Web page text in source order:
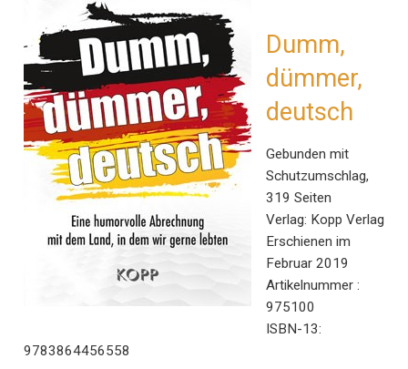
Dumm,
dümmer,
deutsch
Gebunden mit
Schutzumschlag,
319 Seiten
Verlag: Kopp Verlag
Erschienen im
Februar 2019
Artikelnummer :
975100
ISBN-13:
9783864456558